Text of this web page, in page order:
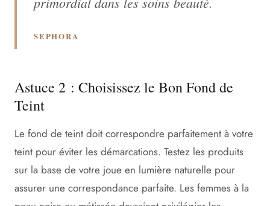
SEPHORA
Astuce 2 : Choisissez le Bon Fond de
Teint
Le fond de teint doit correspondre parfaitement à votre
teint pour éviter les démarcations. Testez les produits
sur la base de votre joue en lumière naturelle pour
assurer une correspondance parfaite. Les femmes à la